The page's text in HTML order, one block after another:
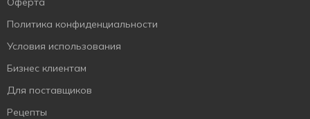
Политика конфиденциальности
Условия использования
Бизнес клиентам
Для поставщиков
Рецепты